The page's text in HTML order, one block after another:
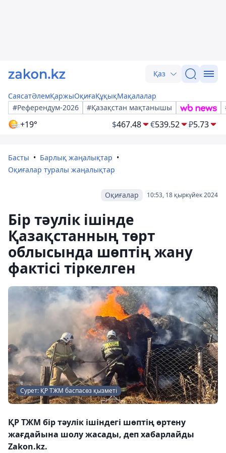
Қаз
СаясатӘлемҚаржыОқиғаҚұқықМақалалар
#Референдум-2026
#Қазақстан мақтанышы
+19° $467.48 €539.52 ₽5.73
Басты
Барлық жаңалықтар
Оқиғалар туралы жаңалықтар
10:53, 18 қыркүйек 2024
Оқиғалар
Бір тәулік ішінде
Қазақстанның төрт
облысында шөптің жану
фактісі тіркелген
Сурет: ҚР ТЖМ баспасөз қызметі
ҚР ТЖМ бір тәулік ішіндегі шөптің өртену
жағдайына шолу жасады, деп хабарлайды
Zakon.kz.